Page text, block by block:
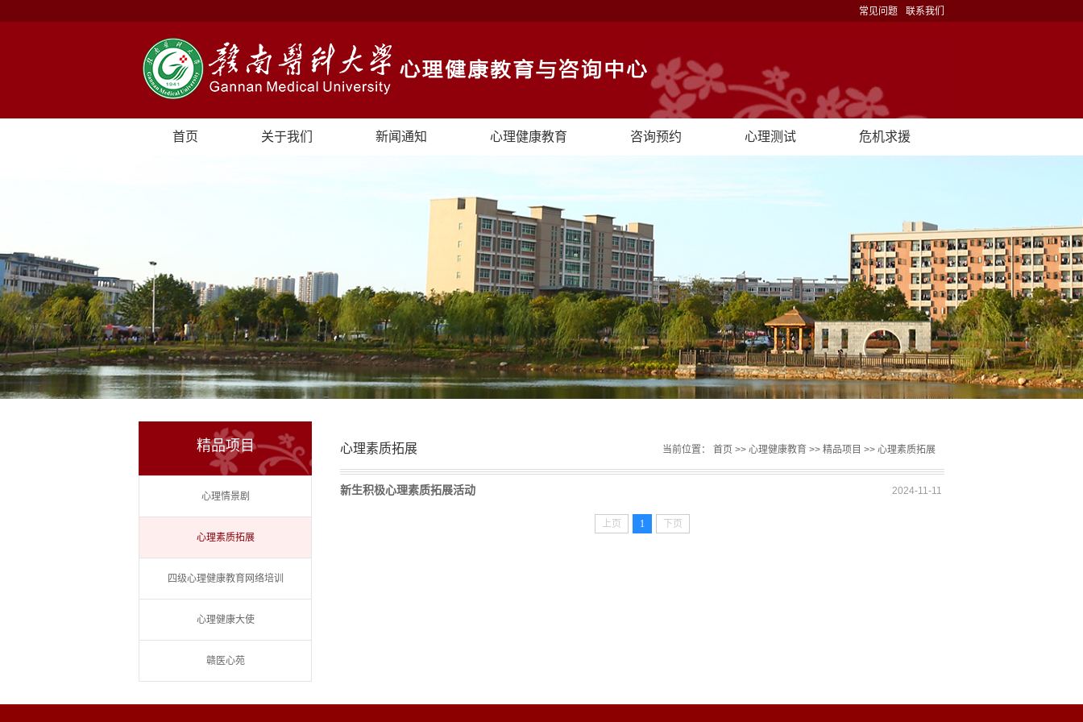
常见问题 联系我们
首页 关于我们 新闻通知 心理健康教育 咨询预约 心理测试 危机求援
精品项目
心理情景剧
心理素质拓展
四级心理健康教育网络培训
心理健康大使
赣医心苑
心理素质拓展 当前位置： 首页 >> 心理健康教育 >> 精品项目 >> 心理素质拓展
新生积极心理素质拓展活动 2024-11-11
上页 1 下页